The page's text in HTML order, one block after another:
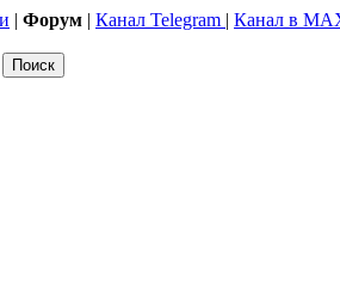
| Форум | Канал Telegram | Канал в